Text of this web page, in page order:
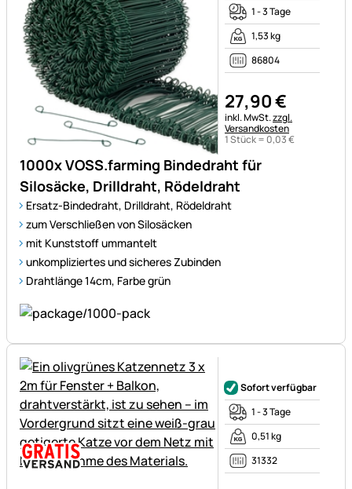
1000x VOSS.farming Bindedraht für
Silosäcke, Drilldraht, Rödeldraht
Ersatz-Bindedraht, Drilldraht, Rödeldraht
zum Verschließen von Silosäcken
mit Kunststoff ummantelt
unkompliziertes und sicheres Zubinden
Drahtlänge 14cm, Farbe grün
1 - 3 Tage
1,53 kg
86804
27,90€
Steuerhinweis:
inkl. MwSt.zzgl.
Versandkosten
1 Stück = 0,03€
Sofort verfügbar
1 - 3 Tage
0,51 kg
31332